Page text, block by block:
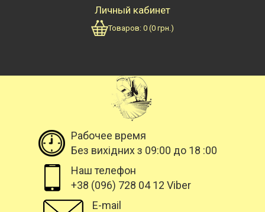
Личный кабинет
Товаров: 0 (0 грн.)
Рабочее время
Без вихідних з 09:00 до 18 :00
Наш телефон
+38 (096) 728 04 12 Viber
E-mail